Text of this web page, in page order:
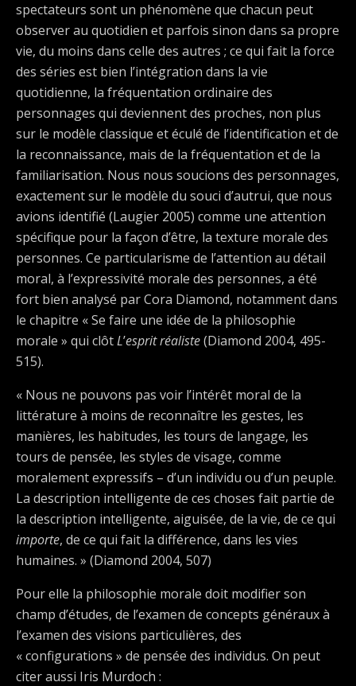
spectateurs sont un phénomène que chacun peut
observer au quotidien et parfois sinon dans sa propre
vie, du moins dans celle des autres ; ce qui fait la force
des séries est bien l’intégration dans la vie
quotidienne, la fréquentation ordinaire des
personnages qui deviennent des proches, non plus
sur le modèle classique et éculé de l’identification et de
la reconnaissance, mais de la fréquentation et de la
familiarisation. Nous nous soucions des personnages,
exactement sur le modèle du souci d’autrui, que nous
avions identifié (Laugier 2005) comme une attention
spécifique pour la façon d’être, la texture morale des
personnes. Ce particularisme de l’attention au détail
moral, à l’expressivité morale des personnes, a été
fort bien analysé par Cora Diamond, notamment dans
le chapitre « Se faire une idée de la philosophie
morale » qui clôtL’esprit réaliste(Diamond 2004, 495-
515).
« Nous ne pouvons pas voir l’intérêt moral de la
littérature à moins de reconnaître les gestes, les
manières, les habitudes, les tours de langage, les
tours de pensée, les styles de visage, comme
moralement expressifs – d’un individu ou d’un peuple.
La description intelligente de ces choses fait partie de
la description intelligente, aiguisée, de la vie, de ce qui
importe, de ce qui fait la différence, dans les vies
humaines. » (Diamond 2004, 507)
Pour elle la philosophie morale doit modifier son
champ d’études, de l’examen de concepts généraux à
l’examen des visions particulières, des
« configurations » de pensée des individus. On peut
citer aussi Iris Murdoch :